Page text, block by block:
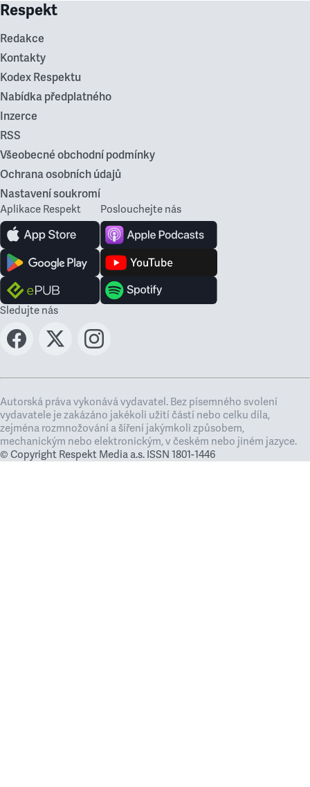
Respekt
Redakce
Kontakty
Kodex Respektu
Nabídka předplatného
Inzerce
RSS
Všeobecné obchodní podmínky
Ochrana osobních údajů
Nastavení soukromí
Aplikace Respekt Poslouchejte nás
Sledujte nás
Autorská práva vykonává vydavatel. Bez písemného svolení
vydavatele je zakázáno jakékoli užití částí nebo celku díla,
zejména rozmnožování a šíření jakýmkoli způsobem,
mechanickým nebo elektronickým, v českém nebo jiném jazyce.
© Copyright Respekt Media a.s. ISSN 1801-1446